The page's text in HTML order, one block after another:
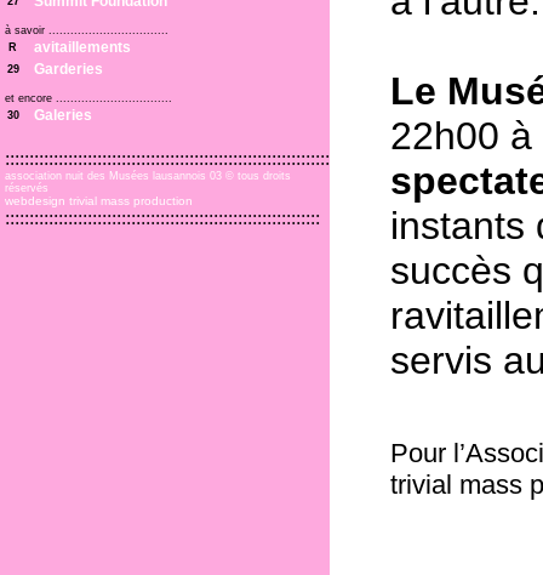
à savoir .................................
R
avitaillements
29 Garderies
et encore ................................
30
Galeries
:::::::::::::::::::::::::::::::::::::::::::::::::::::::::::::::::::
association nuit des Musées lausannois 03 © tous droits
réservés
webdesign trivial mass production
:::::::::::::::::::::::::::::::::::::::::::::::::::::::::::::::::
Le
22h00
instants
succès
servis
Pour
trivial mass